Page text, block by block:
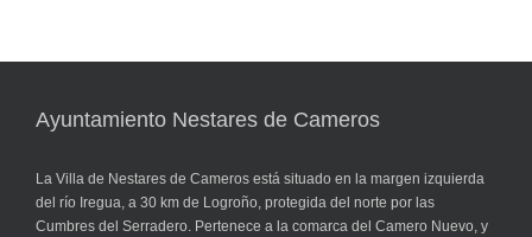
Ayuntamiento Nestares de Cameros
La Villa de Nestares de Cameros está situado en la margen izquierda
del río Iregua, a 30 km de Logroño, protegida del norte por las
Cumbres del Serradero. Pertenece a la comarca del Camero Nuevo, y